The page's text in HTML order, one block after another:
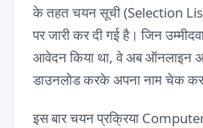
के तहत चयन सूची (Selection
पर जारी कर दी गई है। जिन
आवेदन किया था, वे अब ऑनलाइन
डाउनलोड करके अपना नाम चेक
इस बार चयन प्रक्रिया